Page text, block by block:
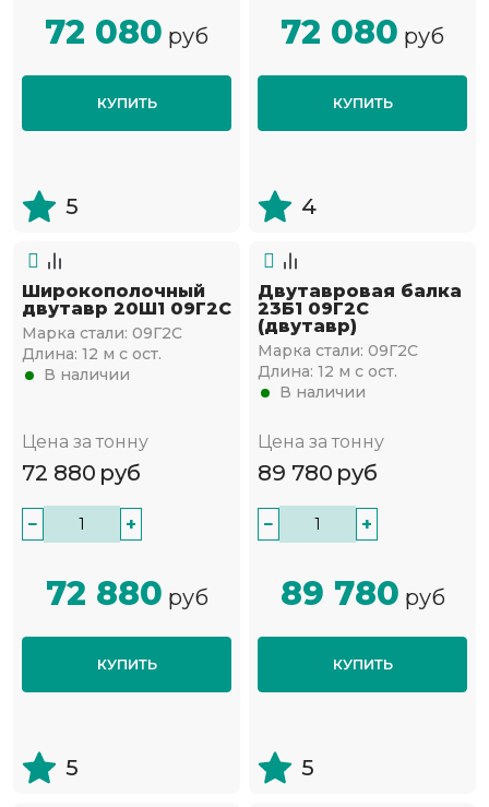
72 080 руб
КУПИТЬ
5
72 080 руб
КУПИТЬ
4
Широкополочный
двутавр 20Ш1 09Г2С
Марка стали: 09Г2С
Длина: 12 м с ост.
В наличии
Цена за тонну
72 880 руб
− +
72 880 руб
КУПИТЬ
5
Двутавровая балка
23Б1 09Г2С
(двутавр)
Марка стали: 09Г2С
Длина: 12 м с ост.
В наличии
Цена за тонну
89 780 руб
− +
89 780 руб
КУПИТЬ
5